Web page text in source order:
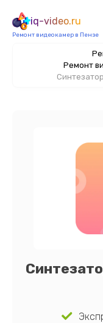
iq-video.ru
Ремонт видеокамер в Пензе
Ремонт